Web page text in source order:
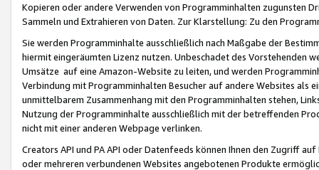
Kopieren oder andere Verwenden von Programminhalten zugunsten
Sammeln und Extrahieren von Daten. Zur Klarstellung: Zu den
Sie werden Programminhalte ausschließlich nach Maßgabe der
hiermit eingeräumten Lizenz nutzen. Unbeschadet des Vorstehenden
Umsätze auf eine Amazon-Website zu leiten, und werden
Verbindung mit Programminhalten Besucher auf andere Websites als
unmittelbarem Zusammenhang mit den Programminhalten stehen,
Nutzung der Programminhalte ausschließlich mit der betreffenden
nicht mit einer anderen Webpage verlinken.
Creators API und PA API oder Datenfeeds können Ihnen den Zugriff
oder mehreren verbundenen Websites angebotenen Produkte